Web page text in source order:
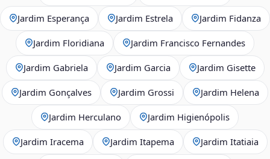
Jardim Esperança Jardim Estrela Jardim Fidanza
Jardim Floridiana Jardim Francisco Fernandes
Jardim Gabriela Jardim Garcia Jardim Gisette
Jardim Gonçalves Jardim Grossi Jardim Helena
Jardim Herculano Jardim Higienópolis
Jardim Iracema Jardim Itapema Jardim Itatiaia